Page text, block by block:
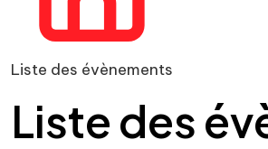
Liste des évènements
Liste des